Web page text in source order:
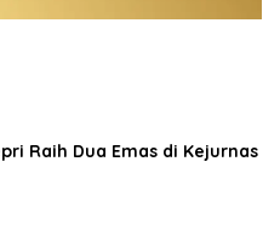
Raih Dua Emas di Kejurnas